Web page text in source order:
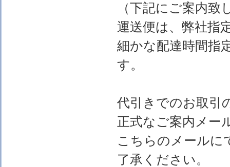
（下記にご案内
運送便は、弊社指
細かな配達時間指
す。
代引きでのお取引
正式なご案内メー
こちらのメールに
了承ください。